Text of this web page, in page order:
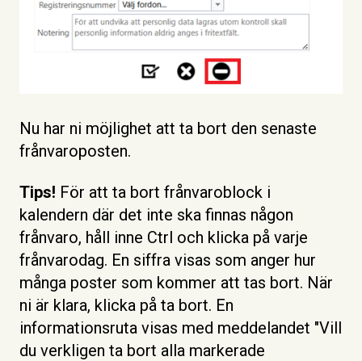
Nu har ni möjlighet att ta bort den senaste
frånvaroposten.
Tips! För att ta bort frånvaroblock i
kalendern där det inte ska finnas någon
frånvaro, håll inne Ctrl och klicka på varje
frånvarodag. En siffra visas som anger hur
många poster som kommer att tas bort. När
ni är klara, klicka på ta bort. En
informationsruta visas med meddelandet "Vill
du verkligen ta bort alla markerade